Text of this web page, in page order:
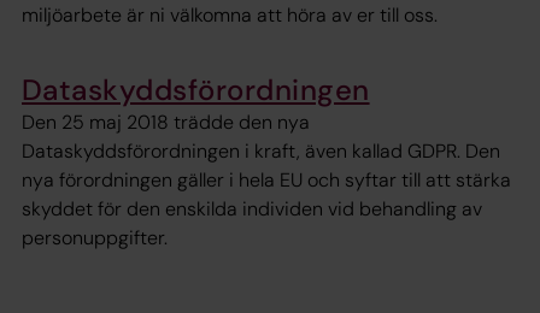
miljöarbete är ni välkomna att höra av er till oss.
Dataskyddsförordningen
Den 25 maj 2018 trädde den nya
Dataskyddsförordningen i kraft, även kallad GDPR. Den
nya förordningen gäller i hela EU och syftar till att stärka
skyddet för den enskilda individen vid behandling av
personuppgifter.